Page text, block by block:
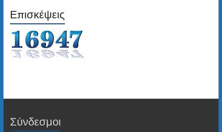
Επισκέψεις
Σύνδεσμοι